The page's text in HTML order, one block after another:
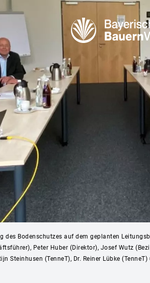
des Bodenschutzes auf dem geplanten
Peter Huber (Direktor), Josef Wutz
Steinhusen (TenneT), Dr. Reiner Lübke